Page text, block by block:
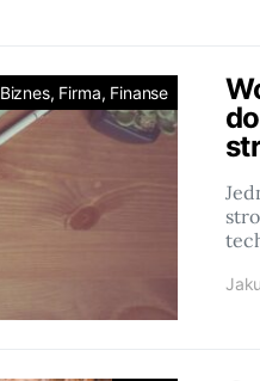
Biznes, Firma, Finanse